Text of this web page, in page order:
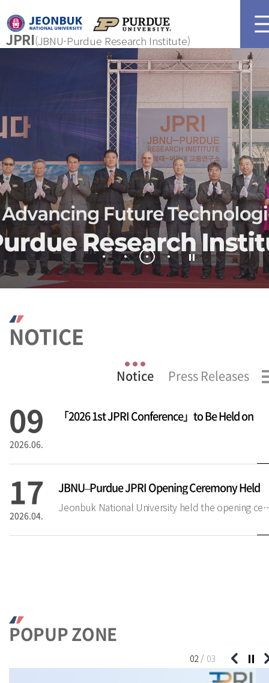
JPRI(JBNU-Purdue Research Institute)
NOTICE
09
2026.06.
「2026 1st JPRI Conference」to Be Held on
17
2026.04.
JBNU–Purdue JPRI Opening Ceremony Held
Jeonbuk National University held
POPUP ZONE
02/ 03